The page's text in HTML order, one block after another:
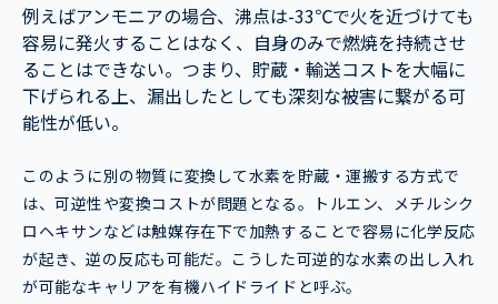
例えばアンモニアの場合、沸点は-33℃で火を近づけても
容易に発火することはなく、自身のみで燃焼を持続させ
ることはできない。つまり、貯蔵・輸送コストを大幅に
下げられる上、漏出したとしても深刻な被害に繋がる可
能性が低い。
このように別の物質に変換して水素を貯蔵・運搬する方式で
は、可逆性や変換コストが問題となる。トルエン、メチルシク
ロヘキサンなどは触媒存在下で加熱することで容易に化学反応
が起き、逆の反応も可能だ。こうした可逆的な水素の出し入れ
が可能なキャリアを有機ハイドライドと呼ぶ。